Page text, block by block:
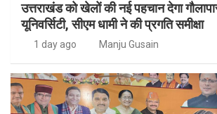
उत्तराखंड को खेलों की नई पहचान देगा
यूनिवर्सिटी, सीएम धामी ने की प्रगति समीक्षा
1 day ago Manju Gusain